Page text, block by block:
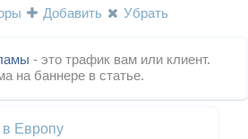
Добавить Убрать
- это трафик вам или клиент.
на баннере в статье.
Европу